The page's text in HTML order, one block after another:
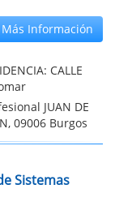
Más Información
CALLE
JUAN DE
N, 09006 Burgos
Sistemas